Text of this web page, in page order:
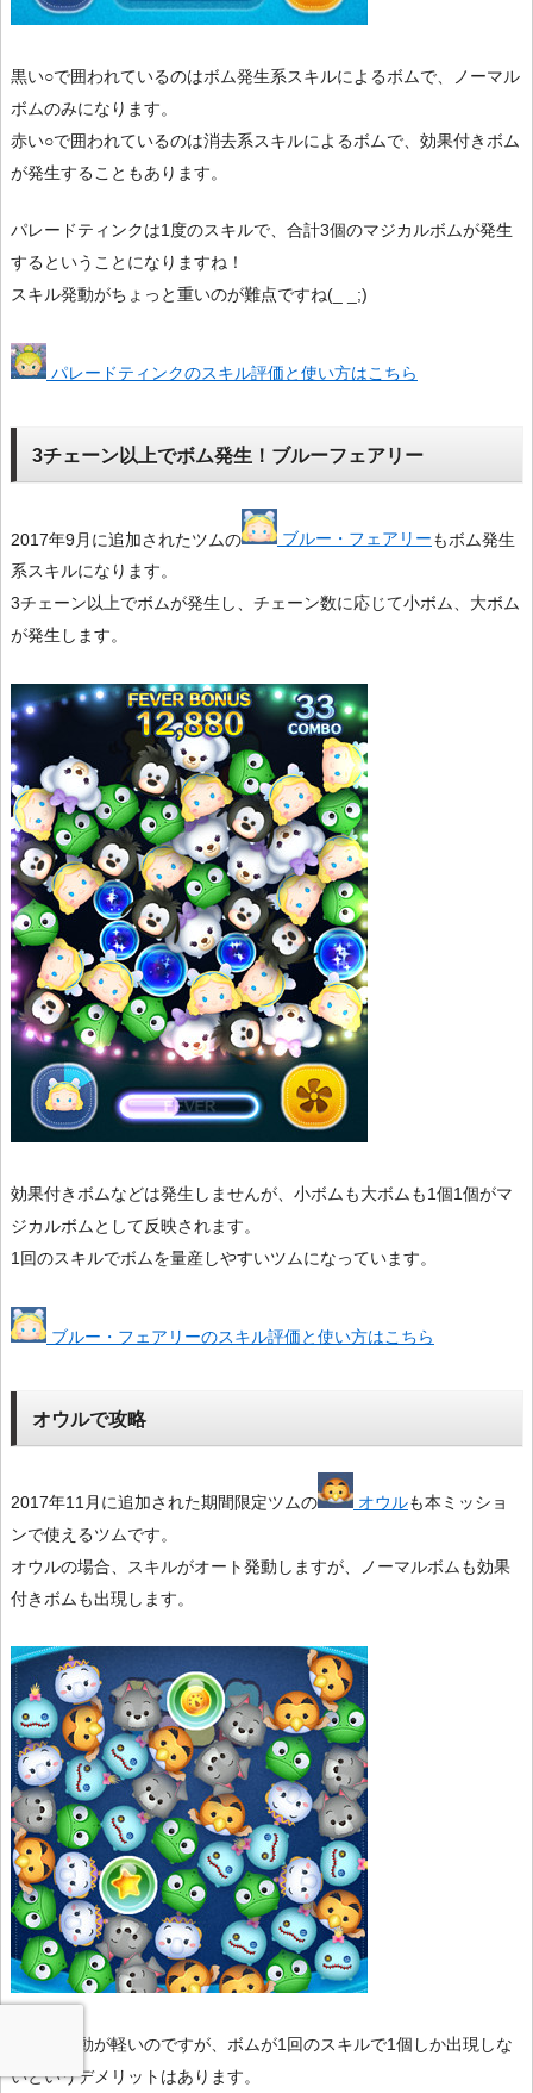
黒い○で囲われているのはボム発生系スキルによるボムで、ノーマル
ボムのみになります。
赤い○で囲われているのは消去系スキルによるボムで、効果付きボム
が発生することもあります。
パレードティンクは1度のスキルで、合計3個のマジカルボムが発生
するということになりますね！
スキル発動がちょっと重いのが難点ですね(_ _;)
パレードティンクのスキル評価と使い方はこちら
3チェーン以上でボム発生！ブルーフェアリー
2017年9月に追加されたツムの ブルー・フェアリーもボム発生
系スキルになります。
3チェーン以上でボムが発生し、チェーン数に応じて小ボム、大ボム
が発生します。
効果付きボムなどは発生しませんが、小ボムも大ボムも1個1個がマ
ジカルボムとして反映されます。
1回のスキルでボムを量産しやすいツムになっています。
ブルー・フェアリーのスキル評価と使い方はこちら
オウルで攻略
2017年11月に追加された期間限定ツムの オウルも本ミッショ
ンで使えるツムです。
オウルの場合、スキルがオート発動しますが、ノーマルボムも効果
付きボムも出現します。
スキル発動が軽いのですが、ボムが1回のスキルで1個しか出現しな
いというデメリットはあります。